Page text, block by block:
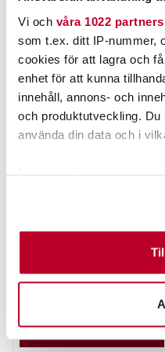
Vi och våra 1022 partners
som t.ex. ditt IP-nummer,
cookies för att lagra och
enhet för att kunna
innehåll, annons- och
och produktutveckling.
använda din data och i
Identifiera din enhet
specifika
Ta reda på mer om hur
Du kan ändra eller dra
helst från cookie-
ANDRA TITTADE OCKSÅ PÅ
Magnetfiske med Rep
Pris:449,00 kr
449,00 kr
LÄGG I VARUKORGEN